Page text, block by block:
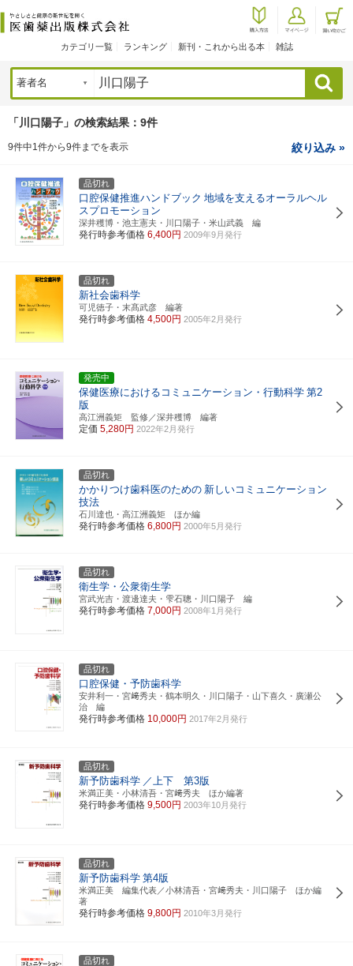
カテゴリ一覧 ランキング 新刊・これから出る本 雑誌
検索
「川口陽子」の検索結果：9件
9件中1件から9件までを表示 絞り込み »
品切れ
口腔保健推進ハンドブック 地域を支えるオーラルヘル
スプロモーション
深井穫博・池主憲夫・川口陽子・米山武義 編
発行時参考価格 6,400円 2009年9月発行
品切れ
新社会歯科学
可児徳子・末髙武彦 編著
発行時参考価格 4,500円 2005年2月発行
発売中
保健医療におけるコミュニケーション・行動科学 第2
版
高江洲義矩 監修／深井穫博 編著
定価 5,280円 2022年2月発行
品切れ
かかりつけ歯科医のための 新しいコミュニケーション
技法
石川達也・高江洲義矩 ほか編
発行時参考価格 6,800円 2000年5月発行
品切れ
衛生学・公衆衛生学
宮武光吉・渡邊達夫・雫石聰・川口陽子 編
発行時参考価格 7,000円 2008年1月発行
品切れ
口腔保健・予防歯科学
安井利一・宮﨑秀夫・鶴本明久・川口陽子・山下喜久・廣瀬公
治 編
発行時参考価格 10,000円 2017年2月発行
品切れ
新予防歯科学 ／上下 第3版
米満正美・小林清吾・宮﨑秀夫 ほか編著
発行時参考価格 9,500円 2003年10月発行
品切れ
新予防歯科学 第4版
米満正美 編集代表／小林清吾・宮﨑秀夫・川口陽子 ほか編
著
発行時参考価格 9,800円 2010年3月発行
品切れ